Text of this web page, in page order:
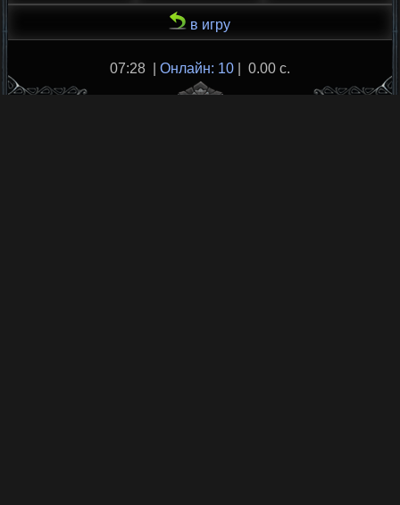
в игру
07:28 | Онлайн: 10| 0.00 с.